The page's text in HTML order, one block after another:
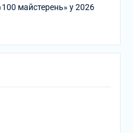
майстерень» у 2026